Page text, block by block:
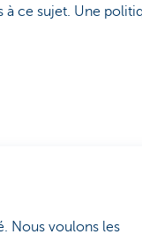
à ce sujet. Une
Nous voulons les